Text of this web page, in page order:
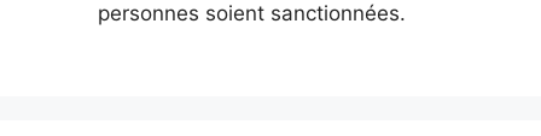
personnes soient sanctionnées.